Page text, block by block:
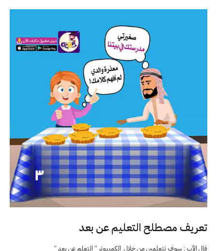
تعريف مصطلح التعليم عن بعد
قال الأب : سوف تتعلمين من خلال الكمبيوتر ” التعلم عن بعد ”